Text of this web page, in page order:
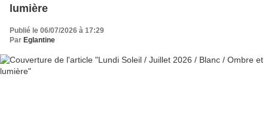
lumière
Publié le 06/07/2026 à 17:29
Par Eglantine